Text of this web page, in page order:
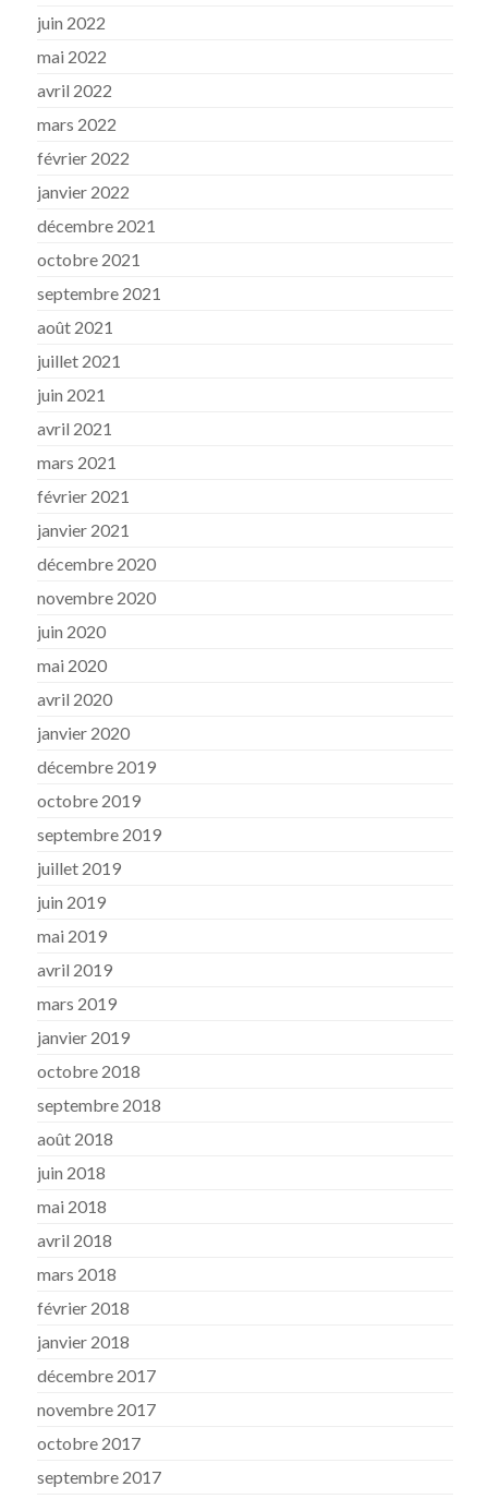
juin 2022
mai 2022
avril 2022
mars 2022
février 2022
janvier 2022
décembre 2021
octobre 2021
septembre 2021
août 2021
juillet 2021
juin 2021
avril 2021
mars 2021
février 2021
janvier 2021
décembre 2020
novembre 2020
juin 2020
mai 2020
avril 2020
janvier 2020
décembre 2019
octobre 2019
septembre 2019
juillet 2019
juin 2019
mai 2019
avril 2019
mars 2019
janvier 2019
octobre 2018
septembre 2018
août 2018
juin 2018
mai 2018
avril 2018
mars 2018
février 2018
janvier 2018
décembre 2017
novembre 2017
octobre 2017
septembre 2017